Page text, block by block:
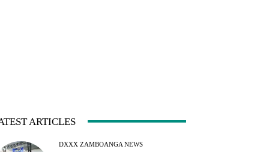
ARTICLES
DXXX ZAMBOANGA NEWS